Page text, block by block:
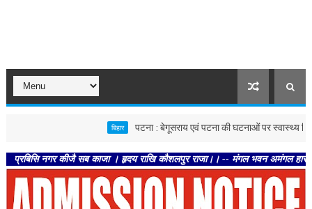
पटना : बेगूसराय एवं पटना की घटनाओं पर स्वास्थ्य विभाग सख्त,
नगर कीजै सब काजा । हृदय राखि कौशलपुर राजा।। -- मंगल भवन अमंगल हारी। द्रवहु